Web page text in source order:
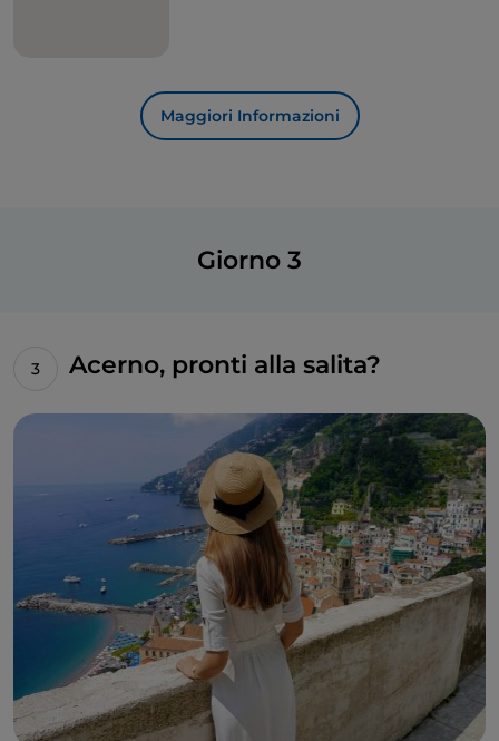
Maggiori Informazioni
Giorno 3
Acerno, pronti alla salita?